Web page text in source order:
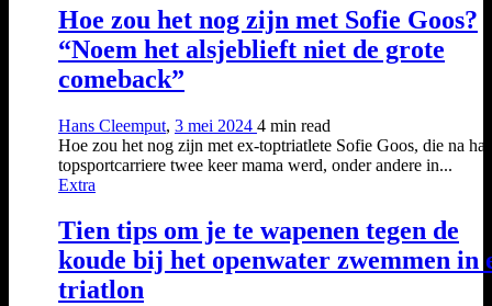
Hoe zou het nog zijn met Sofie Goos?
“Noem het alsjeblieft niet de grote
comeback”
Hans Cleemput, 3 mei 2024 4 min read
Hoe zou het nog zijn met ex-toptriatlete Sofie Goos, die na
topsportcarriere twee keer mama werd, onder andere in...
Extra
Tien tips om je te wapenen tegen de
koude bij het openwater zwemmen in
triatlon